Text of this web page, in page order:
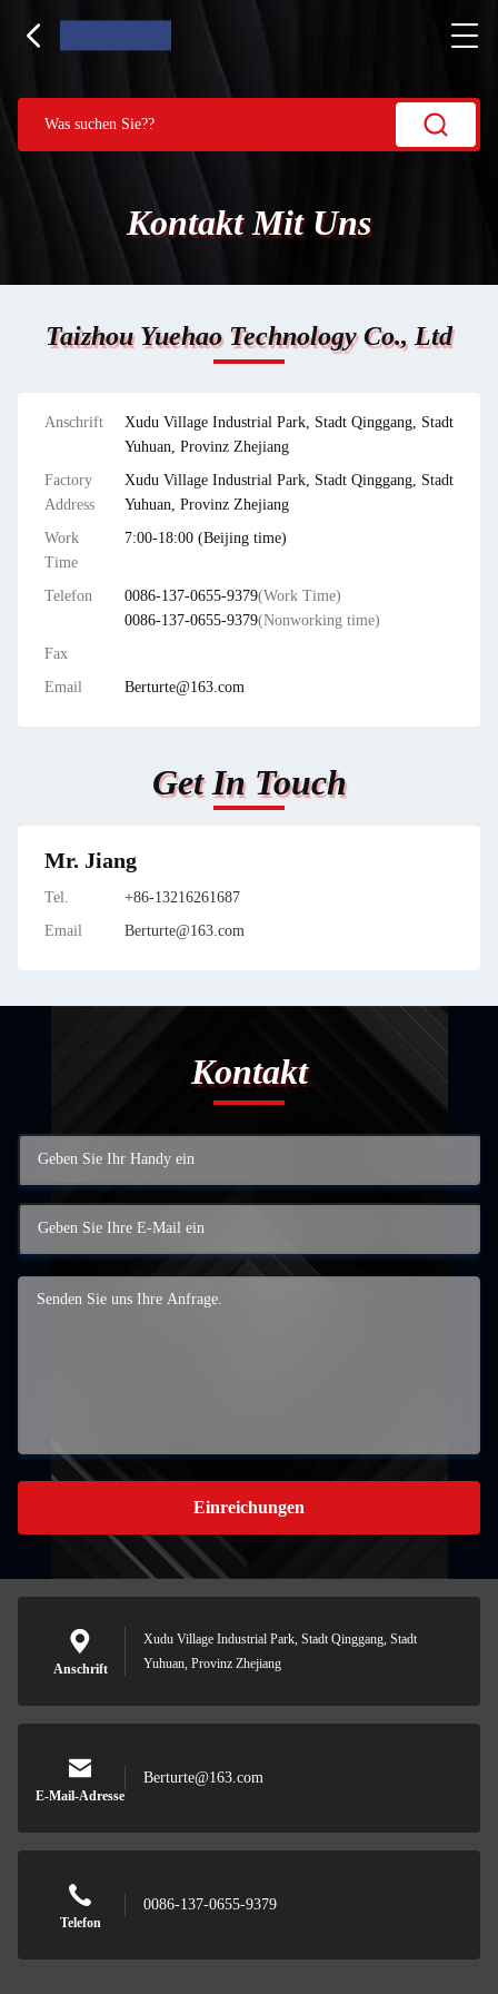
Kontakt Mit Uns
Taizhou Yuehao Technology Co., Ltd
Anschrift
Xudu Village Industrial Park, Stadt Qinggang, Stadt
Yuhuan, Provinz Zhejiang
Factory
Address
Xudu Village Industrial Park, Stadt Qinggang, Stadt
Yuhuan, Provinz Zhejiang
Work
Time
7:00-18:00 (Beijing time)
Telefon 0086-137-0655-9379(Work Time)
0086-137-0655-9379(Nonworking time)
Fax
Email
Berturte@163.com
Get In Touch
Mr. Jiang
Tel.
+86-13216261687
Email
Berturte@163.com
Kontakt
Einreichungen
Anschrift
Xudu Village Industrial Park, Stadt Qinggang, Stadt
Yuhuan, Provinz Zhejiang
E-Mail-Adresse
Berturte@163.com
Telefon
0086-137-0655-9379